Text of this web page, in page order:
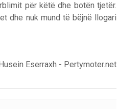
për këtë dhe botën tjetër.
dhe nuk mund të bëjnë llogari
Eserraxh - Pertymoter.net